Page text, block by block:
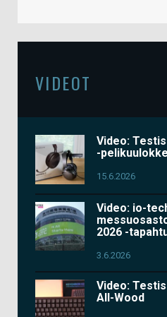
VIDEOT
Video:
-
15.6.2026
Video: io-
2026 -
3.6.2026
Video:
All-Wood